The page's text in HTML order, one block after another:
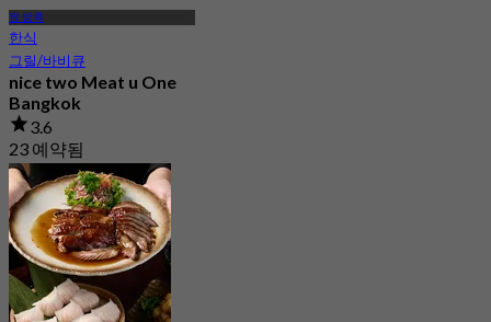
원 방콕
한식
그릴/바비큐
nice two Meat u One
Bangkok
3.6
23 예약됨
에서
฿ 845